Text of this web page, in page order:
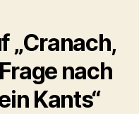
„Cranach,
nach
Kants“